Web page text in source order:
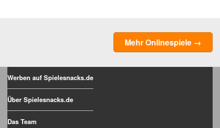
Mehr Onlinespiele →
Werben auf Spielesnacks.de
Über Spielesnacks.de
Das Team